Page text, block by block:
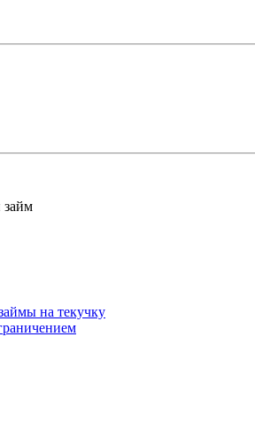
займ
на текучку